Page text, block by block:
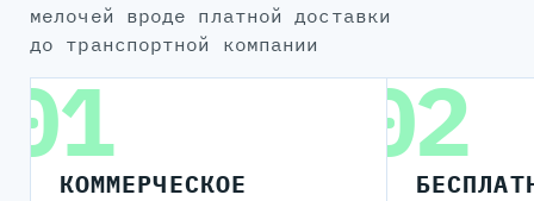
мелочей вроде платной доставки
до транспортной компании
01
КОММЕРЧЕСКОЕ
02